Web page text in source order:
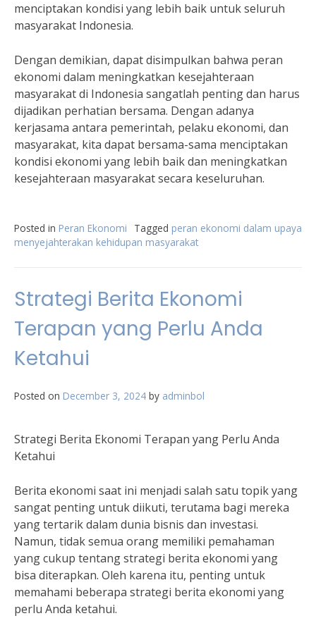
menciptakan kondisi yang lebih baik untuk seluruh
masyarakat Indonesia.
Dengan demikian, dapat disimpulkan bahwa peran
ekonomi dalam meningkatkan kesejahteraan
masyarakat di Indonesia sangatlah penting dan harus
dijadikan perhatian bersama. Dengan adanya
kerjasama antara pemerintah, pelaku ekonomi, dan
masyarakat, kita dapat bersama-sama menciptakan
kondisi ekonomi yang lebih baik dan meningkatkan
kesejahteraan masyarakat secara keseluruhan.
Posted in Peran Ekonomi Tagged peran ekonomi dalam upaya
menyejahterakan kehidupan masyarakat
Strategi Berita Ekonomi
Terapan yang Perlu Anda
Ketahui
Posted on December 3, 2024 by adminbol
Strategi Berita Ekonomi Terapan yang Perlu Anda
Ketahui
Berita ekonomi saat ini menjadi salah satu topik yang
sangat penting untuk diikuti, terutama bagi mereka
yang tertarik dalam dunia bisnis dan investasi.
Namun, tidak semua orang memiliki pemahaman
yang cukup tentang strategi berita ekonomi yang
bisa diterapkan. Oleh karena itu, penting untuk
memahami beberapa strategi berita ekonomi yang
perlu Anda ketahui.